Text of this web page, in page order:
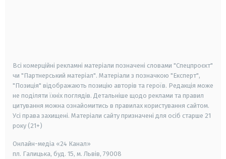
Всі комерційні рекламні матеріали позначені словами "Спецпроєкт"
чи "Партнерський матеріал". Матеріали з позначкою "Експерт",
"Позиція" відображають позицію авторів та героїв. Редакція може
не поділяти їхніх поглядів. Детальніше щодо реклами та правил
цитування можна ознайомитись в правилах користування сайтом.
Усі права захищені. Матеріали сайту призначені для осіб старше 21
року (21+)
Онлайн-медіа «24 Канал»
пл. Галицька, буд. 15, м. Львів, 79008